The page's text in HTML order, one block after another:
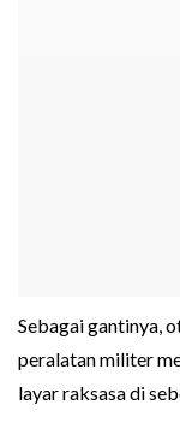
Sebagai gantinya,
peralatan militer
layar raksasa di